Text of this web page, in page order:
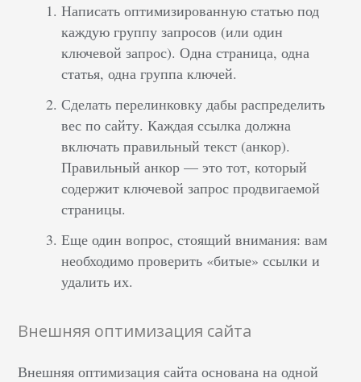
Написать оптимизированную статью под
каждую группу запросов (или один
ключевой запрос). Одна страница, одна
статья, одна группа ключей.
Сделать перелинковку дабы распределить
вес по сайту. Каждая ссылка должна
включать правильный текст (анкор).
Правильный анкор — это тот, который
содержит ключевой запрос продвигаемой
страницы.
Еще один вопрос, стоящий внимания: вам
необходимо проверить «битые» ссылки и
удалить их.
Внешняя оптимизация сайта
Внешняя оптимизация сайта основана на одной